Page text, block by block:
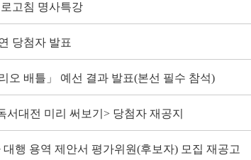
고침 명사특강
당첨자 발표
오 배틀」 예선 결과 발표(본선 필수 참석)
대전 미리 써보기> 당첨자 재공지
행 용역 제안서 평가위원(후보자) 모집 재공고